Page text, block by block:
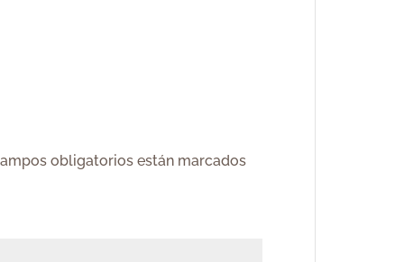
obligatorios están marcados